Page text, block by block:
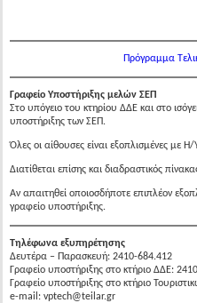
Πρόγραμμα
Γραφείο Υποστήριξης μελών ΣΕΠ
Στο υπόγειο του κτηρίου ΔΔΕ και στο
υποστήριξης των ΣΕΠ.
Όλες οι αίθουσες είναι εξοπλισμένες με
Διατίθεται επίσης και διαδραστικός
Αν απαιτηθεί οποιοσδήποτε επιπλέον
γραφείο υποστήριξης.
Τηλέφωνα εξυπηρέτησης
Δευτέρα – Παρασκευή: 2410-684.412
Γραφείο υποστήριξης στο κτήριο ΔΔΕ:
Γραφείο υποστήριξης στο κτήριο
e-mail: vptech@teilar.gr